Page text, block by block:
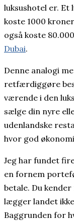
luksushotel er. Et
koste 1000
også koste
Dubai.
Denne analogi
retfærdiggøre
værende i den
sælge din nyre
udenlandske
hvor god
Jeg har fundet
en fornem
betale. Du kender
lægger landet
Baggrunden for